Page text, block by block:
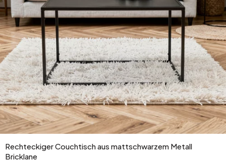
Rechteckiger Couchtisch aus mattschwarzem Metall
Bricklane